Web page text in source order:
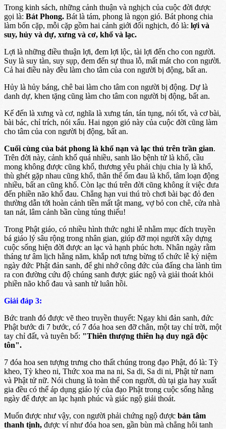
Trong kinh sách, những cảnh thuận và nghịch của cuộc đời được
gọi là: Bát Phong. Bát là tám, phong là ngọn gió. Bát phong chia
làm bốn cặp, mỗi cặp gồm hai cảnh giới đối nghịch, đó là: lợi và
suy, hủy và dự, xưng và cơ, khổ và lạc.
Lợi là những điều thuận lợi, đem lợi lộc, tài lợi đến cho con người.
Suy là suy tàn, suy sụp, đem đến sự thua lỗ, mất mát cho con người.
Cả hai điều này đều làm cho tâm của con người bị động, bất an.
Hủy là hủy báng, chê bai làm cho tâm con người bị động. Dự là
danh dự, khen tặng cũng làm cho tâm con người bị động, bất an.
Kế đến là xưng và cơ, nghĩa là xưng tán, tán tụng, nói tốt, và cơ bài,
bài bác, chỉ trích, nói xấu. Hai ngọn gió này của cuộc đời cũng làm
cho tâm của con người bị động, bất an.
Cuối cùng của bát phong là khổ nạn và lạc thú trên trần gian.
Trên đời này, cảnh khổ quá nhiều, sanh lão bệnh tử là khổ, cầu
mong không được cũng khổ, thương yêu phải chịu chia ly là khổ,
thù ghét gặp nhau cũng khổ, thân thể ốm đau là khổ, tâm loạn động
nhiều, bất an cũng khổ. Còn lạc thú trên đời cũng không ít việc đưa
đến phiền não khổ đau. Chẳng hạn vui thú trò chơi bài bạc đỏ đen
thường dẫn tới hoàn cảnh tiền mất tật mang, vợ bỏ con chê, cửa nhà
tan nát, lâm cảnh bần cùng túng thiếu!
Trong Phật giáo, có nhiều hình thức nghi lễ nhằm mục đích truyền
bá giáo lý sâu rộng trong nhân gian, giúp đỡ mọi người xây dựng
cuộc sống hiện đời được an lạc và hạnh phúc hơn. Nhân ngày rằm
tháng tư âm lịch hằng năm, khắp nơi tưng bừng tổ chức lễ kỷ niệm
ngày đức Phật đản sanh, để ghi nhớ công đức của đấng cha lành tìm
ra con đường cứu độ chúng sanh được giác ngộ và giải thoát khỏi
phiền não khổ đau và sanh tử luân hồi.
Giải đáp 3:
Bức tranh đó được vẽ theo truyền thuyết: Ngay khi đản sanh, đức
Phật bước đi 7 bước, có 7 đóa hoa sen đỡ chân, một tay chỉ trời, một
tay chỉ đất, và tuyên bố: "Thiên thượng thiên hạ duy ngã độc
tôn".
7 đóa hoa sen tượng trưng cho thất chúng trong đạo Phật, đó là: Tỳ
kheo, Tỳ kheo ni, Thức xoa ma na ni, Sa di, Sa di ni, Phật tử nam
và Phật tử nữ. Nói chung là toàn thể con người, dù tại gia hay xuất
gia đều có thể áp dụng giáo lý của đạo Phật trong cuộc sống hằng
ngày để được an lạc hạnh phúc và giác ngộ giải thoát.
Muốn được như vậy, con người phải chứng ngộ được bản tâm
thanh tịnh, được ví như đóa hoa sen, gần bùn mà chẳng hôi tanh